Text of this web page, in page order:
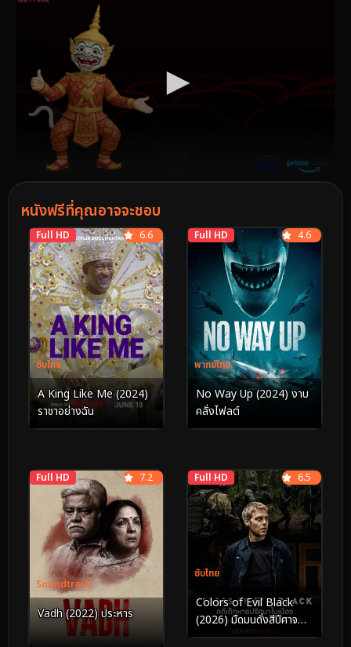
หนังฟรีที่คุณอาจจะชอบ
Full HD
ซับไทย
6.6
A King Like Me (2024)
ราชาอย่างฉัน
Full HD
พากย์ไทย
4.6
No Way Up (2024) งาบ
คลั่งไฟลต์
Full HD
Soundtrack
7.2
Vadh (2022) ประหาร
Full HD
ซับไทย
6.5
Colors of Evil Black
(2026) มืดมนดั่งสีปีศาจ
เมืองสีดำ